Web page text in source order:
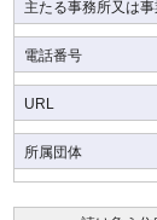
主たる事務所又は
電話番号
URL
所属団体